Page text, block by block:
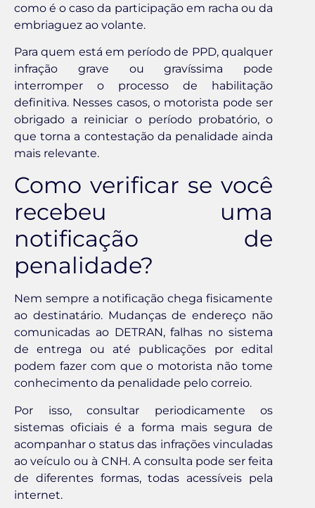
como é o caso da participação em racha ou da
embriaguez ao volante.
Para quem está em período de PPD, qualquer
infração grave ou gravíssima pode
interromper o processo de habilitação
definitiva. Nesses casos, o motorista pode ser
obrigado a reiniciar o período probatório, o
que torna a contestação da penalidade ainda
mais relevante.
Como verificar se você
recebeu uma
notificação de
penalidade?
Nem sempre a notificação chega fisicamente
ao destinatário. Mudanças de endereço não
comunicadas ao DETRAN, falhas no sistema
de entrega ou até publicações por edital
podem fazer com que o motorista não tome
conhecimento da penalidade pelo correio.
Por isso, consultar periodicamente os
sistemas oficiais é a forma mais segura de
acompanhar o status das infrações vinculadas
ao veículo ou à CNH. A consulta pode ser feita
de diferentes formas, todas acessíveis pela
internet.